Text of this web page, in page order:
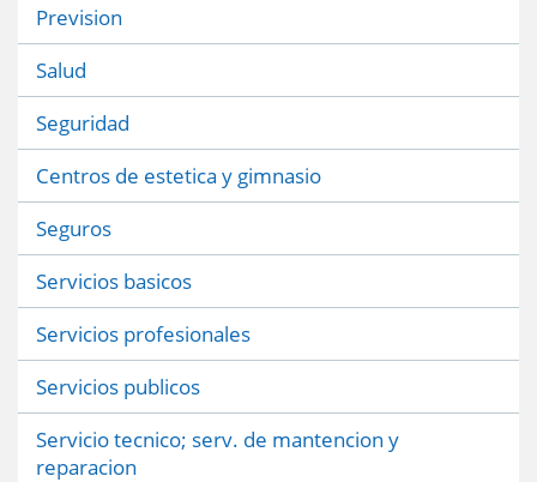
Prevision
Salud
Seguridad
Centros de estetica y gimnasio
Seguros
Servicios basicos
Servicios profesionales
Servicios publicos
Servicio tecnico; serv. de mantencion y
reparacion